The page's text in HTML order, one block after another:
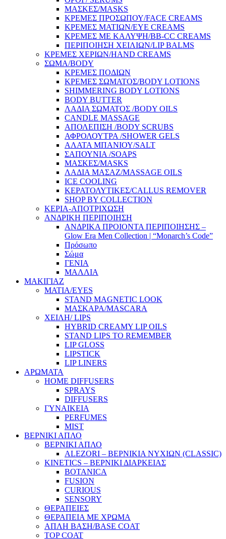
ΜΑΣΚΕΣ/MASKS
ΚΡΕΜΕΣ ΠΡΟΣΩΠΟΥ/FACE CREAMS
ΚΡΕΜΕΣ ΜΑΤΙΩΝ/EYE CREAMS
ΚΡΕΜΕΣ ΜΕ ΚΑΛΥΨΗ/BB-CC CREAMS
ΠΕΡΙΠΟΙΗΣΗ ΧΕΙΛΙΩΝ/LIP BALMS
ΚΡΕΜΕΣ ΧΕΡΙΩΝ/HAND CREAMS
ΣΩΜΑ/BODY
ΚΡΕΜΕΣ ΠΟΔΙΩΝ
ΚΡΕΜΕΣ ΣΩΜΑΤΟΣ/BODY LOTIONS
SHIMMERING BODY LOTIONS
BODY BUTTER
ΛΑΔΙΑ ΣΩΜΑΤΟΣ /BODY OILS
CANDLE MASSAGE
ΑΠΟΛΕΠΙΣΗ /BODY SCRUBS
ΑΦΡΟΛΟΥΤΡΑ /SHOWER GELS
ΑΛΑΤΑ ΜΠΑΝΙΟΥ/SALT
ΣΑΠΟΥΝΙΑ /SOAPS
ΜΑΣΚΕΣ/MASKS
ΛΑΔΙΑ ΜΑΣΑΖ/MASSAGE OILS
ICE COOLING
ΚΕΡΑΤΟΛΥΤΙΚΕΣ/CALLUS REMOVER
SHOP BY COLLECTION
ΚΕΡΙΑ-ΑΠΟΤΡΙΧΩΣΗ
ΑΝΔΡΙΚΗ ΠΕΡΙΠΟΙΗΣΗ
ΑΝΔΡΙΚΑ ΠΡΟΙΟΝΤΑ ΠΕΡΙΠΟΙΗΣΗΣ –
Glow Era Men Collection | “Monarch’s Code”
Πρόσωπο
Σώμα
ΓΕΝΙΑ
ΜΑΛΛΙΑ
ΜΑΚΙΓΙΑΖ
ΜΑΤΙΑ/EYES
STAND MAGNETIC LOOK
ΜΑΣΚΑΡΑ/MASCARA
ΧΕΙΛΗ/ LIPS
HYBRID CREAMY LIP OILS
STAND LIPS TO REMEMBER
LIP GLOSS
LIPSTICK
LIP LINERS
ΑΡΩΜΑΤΑ
HOME DIFFUSERS
SPRAYS
DIFFUSERS
ΓΥΝΑΙΚΕΙΑ
PERFUMES
MIST
ΒΕΡΝΙΚΙ ΑΠΛΟ
ΒΕΡΝΙΚΙ ΑΠΛΟ
ALEZORI – ΒΕΡΝΙΚΙΑ ΝΥΧΙΩΝ (CLASSIC)
KINETICS – ΒΕΡΝΙΚΙ ΔΙΑΡΚΕΙΑΣ
BOTANICA
FUSION
CURIOUS
SENSORY
ΘΕΡΑΠΕΙΕΣ
ΘΕΡΑΠΕΙΑ ΜΕ ΧΡΩΜΑ
ΑΠΛΗ ΒΑΣΗ/BASE COAT
TOP COAT